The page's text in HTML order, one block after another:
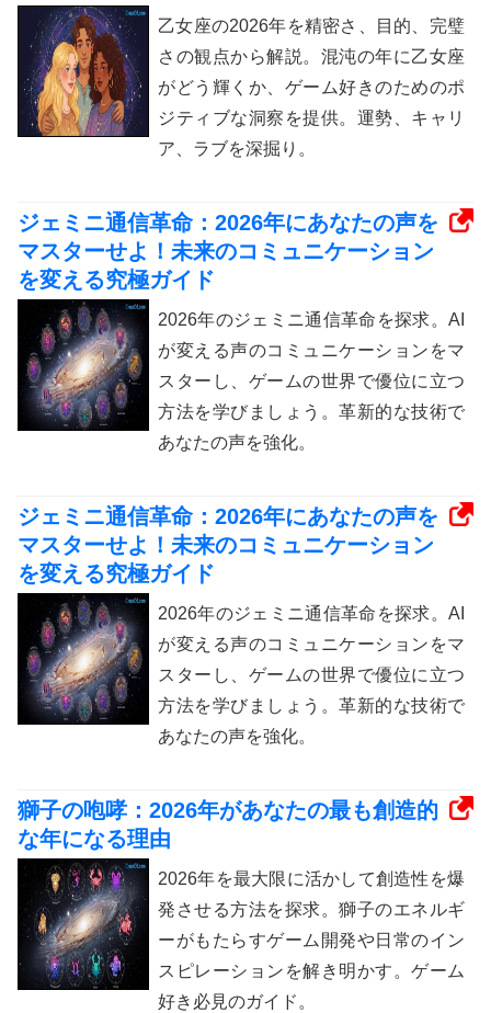
乙女座の2026年を精密さ、目的、完璧
さの観点から解説。混沌の年に乙女座
がどう輝くか、ゲーム好きのためのポ
ジティブな洞察を提供。運勢、キャリ
ア、ラブを深掘り。
ジェミニ通信革命：2026年にあなたの声を
マスターせよ！未来のコミュニケーション
を変える究極ガイド
2026年のジェミニ通信革命を探求。AI
が変える声のコミュニケーションをマ
スターし、ゲームの世界で優位に立つ
方法を学びましょう。革新的な技術で
あなたの声を強化。
ジェミニ通信革命：2026年にあなたの声を
マスターせよ！未来のコミュニケーション
を変える究極ガイド
2026年のジェミニ通信革命を探求。AI
が変える声のコミュニケーションをマ
スターし、ゲームの世界で優位に立つ
方法を学びましょう。革新的な技術で
あなたの声を強化。
獅子の咆哮：2026年があなたの最も創造的
な年になる理由
2026年を最大限に活かして創造性を爆
発させる方法を探求。獅子のエネルギ
ーがもたらすゲーム開発や日常のイン
スピレーションを解き明かす。ゲーム
好き必見のガイド。